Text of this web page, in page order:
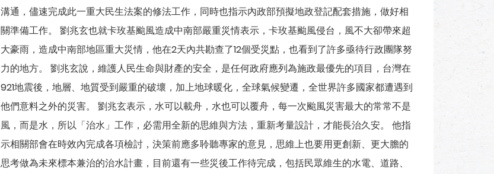
溝通，儘速完成此一重大民生法案的修法工作，同時也指示內政部預擬地政登記配套措施，做好相
關準備工作。 劉兆玄也就卡玫基颱風造成中南部嚴重災情表示，卡玫基颱風侵台，風不大卻帶來超
大豪雨，造成中南部地區重大災情，他在2天內共勘查了12個受災點，也看到了許多亟待行政團隊努
力的地方。 劉兆玄說，維護人民生命與財產的安全，是任何政府應列為施政最優先的項目，台灣在
921地震後，地層、地質受到嚴重的破壞，加上地球暖化，全球氣候變遷，全世界許多國家都遭遇到
他們意料之外的災害。 劉兆玄表示，水可以載舟，水也可以覆舟，每一次颱風災害最大的常常不是
風，而是水，所以「治水」工作，必需用全新的思維與方法，重新考量設計，才能長治久安。 他指
示相關部會在時效內完成各項檢討，決策前應多聆聽專家的意見，思維上也要用更創新、更大膽的
思考做為未來標本兼治的治水計畫，目前還有一些災後工作待完成，包括民眾維生的水電、道路、